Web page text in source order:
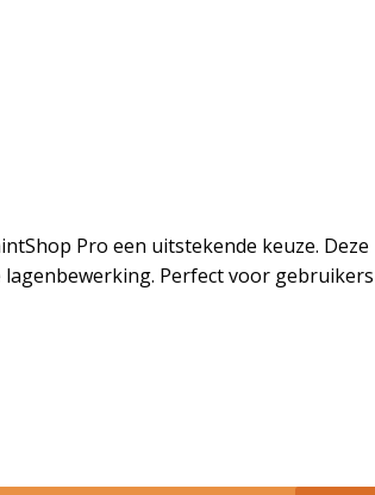
Pro een uitstekende keuze. Deze
Perfect voor gebruikers